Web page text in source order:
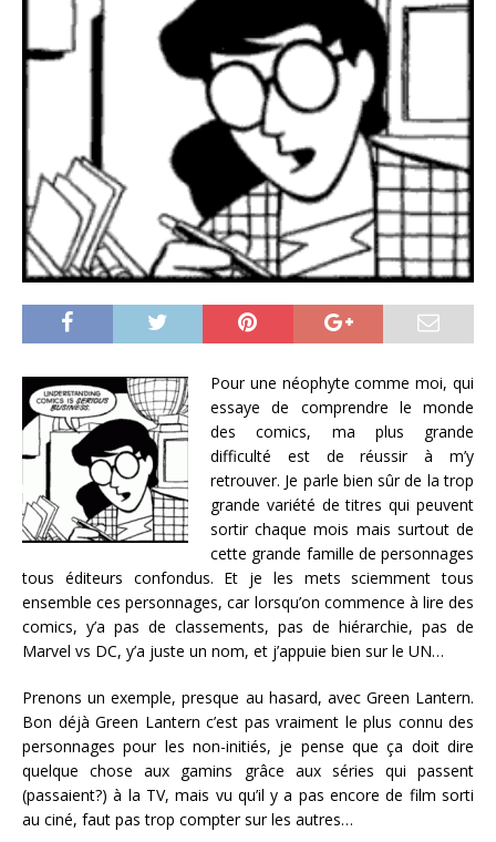
Pour une néophyte comme moi, qui
essaye de comprendre le monde
des comics, ma plus grande
difficulté est de réussir à m’y
retrouver. Je parle bien sûr de la trop
grande variété de titres qui peuvent
sortir chaque mois mais surtout de
cette grande famille de personnages
tous éditeurs confondus. Et je les mets sciemment tous
ensemble ces personnages, car lorsqu’on commence à lire des
comics, y’a pas de classements, pas de hiérarchie, pas de
Marvel vs DC, y’a juste un nom, et j’appuie bien sur le UN…
Prenons un exemple, presque au hasard, avec Green Lantern.
Bon déjà Green Lantern c’est pas vraiment le plus connu des
personnages pour les non-initiés, je pense que ça doit dire
quelque chose aux gamins grâce aux séries qui passent
(passaient?) à la TV, mais vu qu’il y a pas encore de film sorti
au ciné, faut pas trop compter sur les autres…